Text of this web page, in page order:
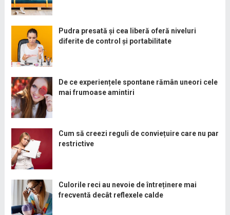
Pudra presată și cea liberă oferă niveluri
diferite de control și portabilitate
De ce experiențele spontane rămân uneori cele
mai frumoase amintiri
Cum să creezi reguli de conviețuire care nu par
restrictive
Culorile reci au nevoie de întreținere mai
frecventă decât reflexele calde